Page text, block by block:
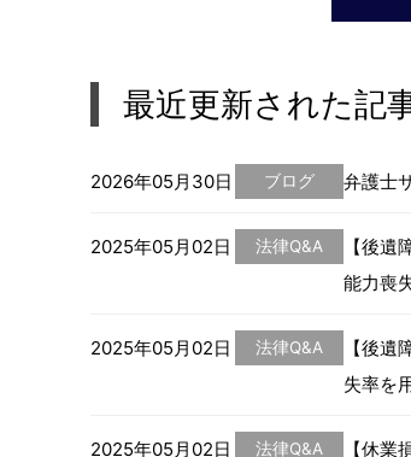
最近更新された記
2026年05月30日 ブログ 弁護士
2025年05月02日 法律Q&A
【後
能力喪
2025年05月02日 法律Q&A
【後
失率を
2025年05月02日 法律Q&A 【休